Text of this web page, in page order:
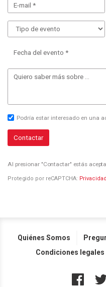
Fecha del evento *
Podría estar interesado en una
Contactar
Al presionar "Contactar" estás
Protegido por reCAPTCHA: Privacidad
Quiénes Somos
Condiciones legales